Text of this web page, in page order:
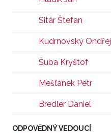
Sitár Štefan
Kudrnovský Ondřej
Šuba Kryštof
Mešťánek Petr
Bredler Daniel
ODPOVĚDNÝ VEDOUCÍ